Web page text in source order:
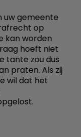
uw gemeente
op
kan worden
hoeft niet
tante zou dus
praten. Als zij
wil dat het